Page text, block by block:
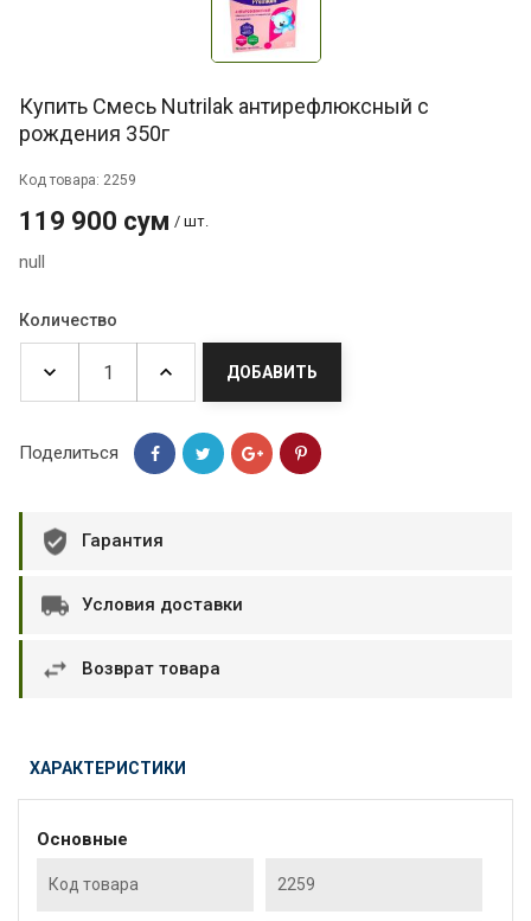
Купить Смесь Nutrilak антирефлюксный с
рождения 350г
Код товара: 2259
119 900 сум / шт.
null
Количество
ДОБАВИТЬ
Поделиться
Гарантия
Условия доставки
Возврат товара
ХАРАКТЕРИСТИКИ
Основные
Код товара 2259